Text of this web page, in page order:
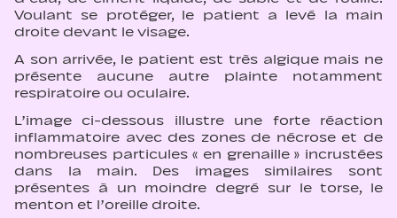
Voulant se protéger, le patient a levé la main
droite devant le visage.
A son arrivée, le patient est très algique mais ne
présente aucune autre plainte notamment
respiratoire ou oculaire.
L’image ci-dessous illustre une forte réaction
inflammatoire avec des zones de nécrose et de
nombreuses particules « en grenaille » incrustées
dans la main. Des images similaires sont
présentes à un moindre degré sur le torse, le
menton et l’oreille droite.